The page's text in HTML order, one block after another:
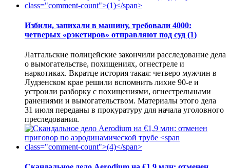
Избили, запихали в машину, требовали 4000:
четверых «рэкетиров» отправляют под суд (1)
Латгальские полицейские закончили расследование дела
о вымогательстве, похищениях, огнестреле и
наркотиках. Вкратце история такая: четверо мужчин в
Лудзенском крае решили вспомнить лихие 90-е и
устроили разборку с похищениями, огнестрельными
ранениями и вымогательством. Материалы этого дела
31 июля переданы в прокуратуру для начала уголовного
преследования.